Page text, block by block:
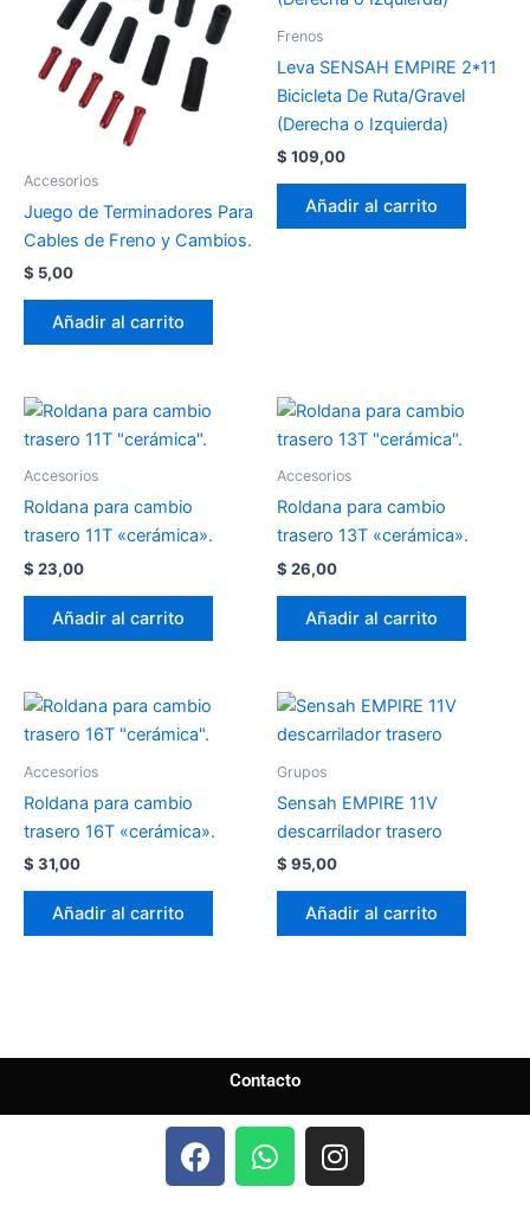
Accesorios
Juego de Terminadores Para
Cables de Freno y Cambios.
$ 5,00
Añadir al carrito
Frenos
Leva SENSAH EMPIRE 2*11
Bicicleta De Ruta/Gravel
(Derecha o Izquierda)
$ 109,00
Añadir al carrito
Accesorios
Roldana para cambio
trasero 11T «cerámica».
$ 23,00
Añadir al carrito
Accesorios
Roldana para cambio
trasero 13T «cerámica».
$ 26,00
Añadir al carrito
Accesorios
Roldana para cambio
trasero 16T «cerámica».
$ 31,00
Añadir al carrito
Grupos
Sensah EMPIRE 11V
descarrilador trasero
$ 95,00
Añadir al carrito
Contacto
F
a
W
h
I
n